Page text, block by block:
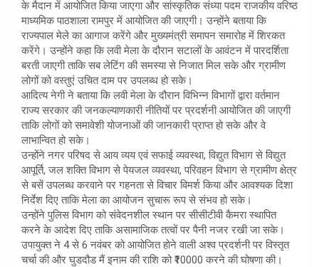
के मैदान में आयोजित किया जाएगा और सांस्कृतिक संध्या पदम राजकीय वरिष्ठ
माध्यमिक पाठशाला रामपुर में आयोजित की जाएगी। उन्होंने बताया कि
राज्यपाल मेले का आगाज करेंगे और मुख्यमंत्री समापन समारोह में शिरकत
करेंगे। उन्होंने कहा कि लवी मेला के दौरान सटालों के आवंटन में पारदर्शिता
बरती जाएगी ताकि सब लेटिंग की समस्या से निजात मिल सके और ग्रामीण
लोगों को वस्तुएं उचित दाम पर उपलब्ध हो सके।
आदित्य नेगी ने बताया कि लवी मेला के दौरान विभिन्न विभागों द्वारा वर्तमान
राज्य सरकार की जनकल्याणकारी नीतियों पर प्रदर्शनी आयोजित की जाएगी
ताकि लोगों को समावेशी योजनाओं की जानकारी प्राप्त हो सके और वे
लाभान्वित हो सके।
उन्होंने नगर परिषद से आय व्यय एवं सफाई व्यवस्था, विद्युत विभाग से विद्युत
आपूर्ति, जल शक्ति विभाग से पेयजल व्यवस्था, परिवहन विभाग से ग्रामीण क्षेत्र
से बसें उपलब्ध करवाने पर गहनता से विचार विमर्श किया और आवश्यक दिशा
निर्देश दिए ताकि मेला का आयोजन सुचारू रूप से संभव हो सके।
उन्होंने पुलिस विभाग को संवेदनशील स्थान पर सीसीटीवी कैमरा स्थापित
करने के आदेश दिए ताकि असामाजिक तत्वों पर पैनी नजर रखी जा सके।
उपायुक्त ने 4 से 6 नवंबर को आयोजित होने वाली अश्व प्रदर्शनी पर विस्तृत
चर्चा की और घुडदौड मैं इनाम की राशि को ₹10000 करने की घोषणा की।